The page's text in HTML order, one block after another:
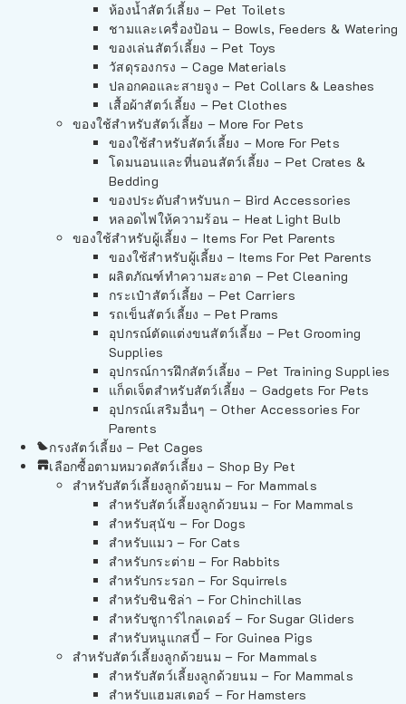
ห้องน้ำสัตว์เลี้ยง – Pet Toilets
ชามและเครื่องป้อน – Bowls, Feeders & Watering
ของเล่นสัตว์เลี้ยง – Pet Toys
วัสดุรองกรง – Cage Materials
ปลอกคอและสายจูง – Pet Collars & Leashes
เสื้อผ้าสัตว์เลี้ยง – Pet Clothes
ของใช้สำหรับสัตว์เลี้ยง – More For Pets
ของใช้สำหรับสัตว์เลี้ยง – More For Pets
โดมนอนและที่นอนสัตว์เลี้ยง – Pet Crates &
Bedding
ของประดับสำหรับนก – Bird Accessories
หลอดไฟให้ความร้อน – Heat Light Bulb
ของใช้สำหรับผู้เลี้ยง – Items For Pet Parents
ของใช้สำหรับผู้เลี้ยง – Items For Pet Parents
ผลิตภัณฑ์ทำความสะอาด – Pet Cleaning
กระเป๋าสัตว์เลี้ยง – Pet Carriers
รถเข็นสัตว์เลี้ยง – Pet Prams
อุปกรณ์ตัดแต่งขนสัตว์เลี้ยง – Pet Grooming
Supplies
อุปกรณ์การฝึกสัตว์เลี้ยง – Pet Training Supplies
แก็ดเจ็ตสำหรับสัตว์เลี้ยง – Gadgets For Pets
อุปกรณ์เสริมอื่นๆ – Other Accessories For
Parents
กรงสัตว์เลี้ยง – Pet Cages
เลือกซื้อตามหมวดสัตว์เลี้ยง – Shop By Pet
สำหรับสัตว์เลี้ยงลูกด้วยนม – For Mammals
สำหรับสัตว์เลี้ยงลูกด้วยนม – For Mammals
สำหรับสุนัข – For Dogs
สำหรับแมว – For Cats
สำหรับกระต่าย – For Rabbits
สำหรับกระรอก – For Squirrels
สำหรับชินชิล่า – For Chinchillas
สำหรับชูการ์ไกลเดอร์ – For Sugar Gliders
สำหรับหนูแกสบี้ – For Guinea Pigs
สำหรับสัตว์เลี้ยงลูกด้วยนม – For Mammals
สำหรับสัตว์เลี้ยงลูกด้วยนม – For Mammals
สำหรับแฮมสเตอร์ – For Hamsters